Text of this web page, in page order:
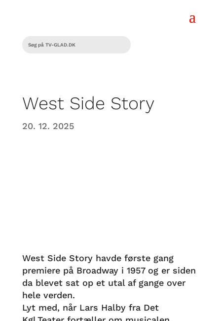
West Side Story
20. 12. 2025
West Side Story havde første gang
premiere på Broadway i 1957 og er siden
da blevet sat op et utal af gange over
hele verden.
Lyt med, når Lars Halby fra Det